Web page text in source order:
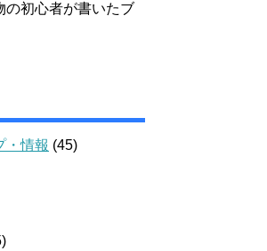
の初心者が書いたブ
・情報 (45)